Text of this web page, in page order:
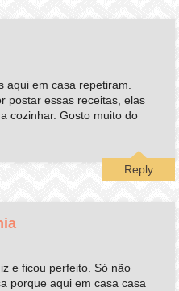
aqui em casa repetiram.
postar essas receitas, elas
cozinhar. Gosto muito do
Reply
e ficou perfeito. Só não
porque aqui em casa casa